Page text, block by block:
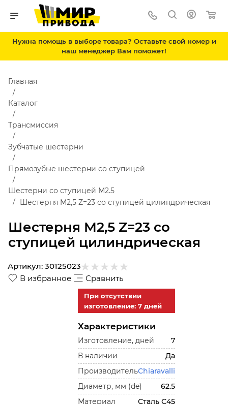
Нужна помощь в выборе товара? Оставьте свой номер и
наш менеджер Вам поможет!
Шестерня M2,5 Z=23 со
ступицей цилиндрическая
Главная
Каталог
Трансмиссия
Зубчатые шестерни
Прямозубые шестерни со ступицей
Шестерни со ступицей М2.5
Шестерня M2,5 Z=23 со ступицей цилиндрическая
В избранное Сравнить
Артикул: 30125023
При отсутствии
изготовление: 7 дней
Характеристики
Изготовление, дней
7
В наличии
Да
ПроизводительChiaravalli
Диаметр, мм (de)
62.5
Материал
Сталь С45